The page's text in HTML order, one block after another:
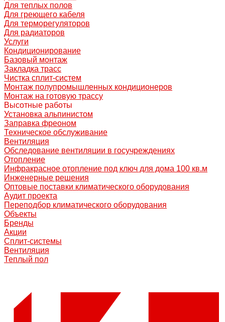
Для теплых полов
Для греющего кабеля
Для терморегуляторов
Для радиаторов
Услуги
Кондиционирование
Базовый монтаж
Закладка трасс
Чистка сплит-систем
Монтаж полупромышленных кондиционеров
Монтаж на готовую трассу
Высотные работы
Установка альпинистом
Заправка фреоном
Техническое обслуживание
Вентиляция
Обследование вентиляции в госучреждениях
Отопление
Инфракрасное отопление под ключ для дома 100 кв.м
Инженерные решения
Оптовые поставки климатического оборудования
Аудит проекта
Переподбор климатического оборудования
Объекты
Бренды
Акции
Сплит-системы
Вентиляция
Теплый пол